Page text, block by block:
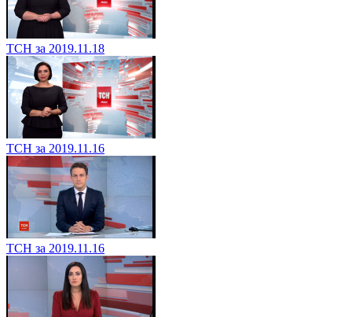
ТСН за 2019.11.18
ТСН за 2019.11.16
ТСН за 2019.11.16